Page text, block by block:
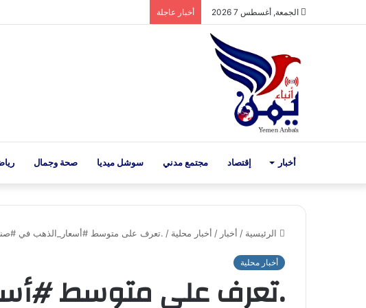
الجمعة, أغسطس 7 2026 أخبار عاجلة
أخبار إقتصاد مجتمع مدني سوشل ميديا صحة وجمال
الرئيسية / أخبار / أخبار محلية / .تعرف على متوسط #أسعار_الذهب في #صنعاء وعدن
أخبار محلية
.تعرف على متوسط